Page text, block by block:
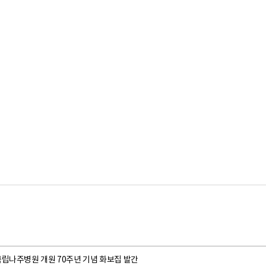
나주병원 개원 70주년 기념 화보집 발간